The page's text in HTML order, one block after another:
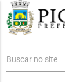
Buscar no site